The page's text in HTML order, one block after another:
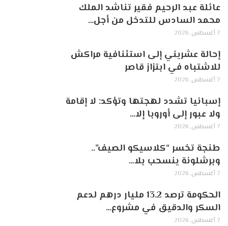
عائلة عبد الرحيم فقير تناشد الملك
محمد السادس للتدخل من أجل…
7 أغسطس, 2026
إحالة عشريني إلى استئنافية مراكش
للاشتباه في ابتزاز قاصر
7 أغسطس, 2026
إسبانيا تشدد لهجتها وتؤكد: لا إقامة
ولا عبور إلى أوروبا إلا…
7 أغسطس, 2026
طنجة تخسر “كلاسيكو الصيف”..
وبرشلونة ينسحب بلا…
7 أغسطس, 2026
الحكومة ترصد 13.2 مليار درهم لدعم
السكر والدقيق في مشروع…
7 أغسطس, 2026